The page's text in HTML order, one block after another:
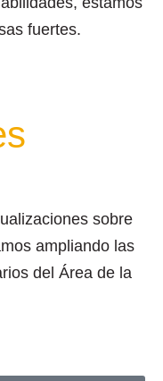
fuertes.
sobre
ampliando las
del Área de la